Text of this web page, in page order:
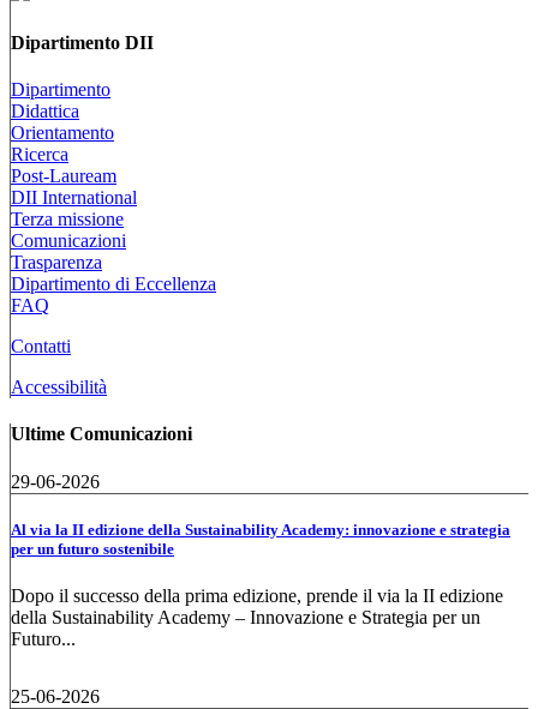
Dipartimento DII
Dipartimento
Didattica
Orientamento
Ricerca
Post-Lauream
DII International
Terza missione
Comunicazioni
Trasparenza
Dipartimento di Eccellenza
FAQ
Contatti
Accessibilità
Ultime Comunicazioni
29-06-2026
Al via la II edizione della Sustainability Academy: innovazione e strategia
per un futuro sostenibile
Dopo il successo della prima edizione, prende il via la II edizione
della Sustainability Academy – Innovazione e Strategia per un
Futuro...
25-06-2026